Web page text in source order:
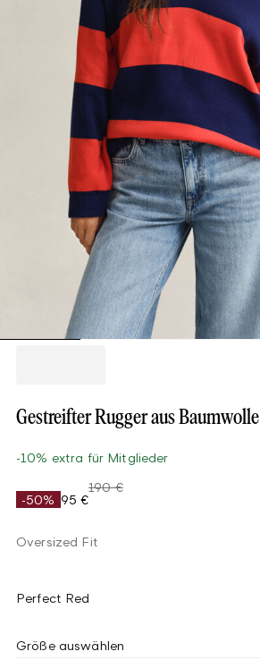
Gestreifter Rugger aus Baumwolle
-10% extra für Mitglieder
-50% 95 €
190 €
Oversized Fit
Perfect Red
Größe auswählen